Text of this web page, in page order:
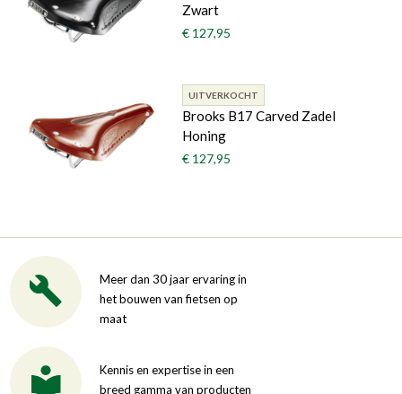
Zwart
€ 127,95
UITVERKOCHT
Brooks B17 Carved Zadel
Honing
€ 127,95
Meer dan 30 jaar ervaring in
het bouwen van fietsen op
maat
Kennis en expertise in een
breed gamma van producten